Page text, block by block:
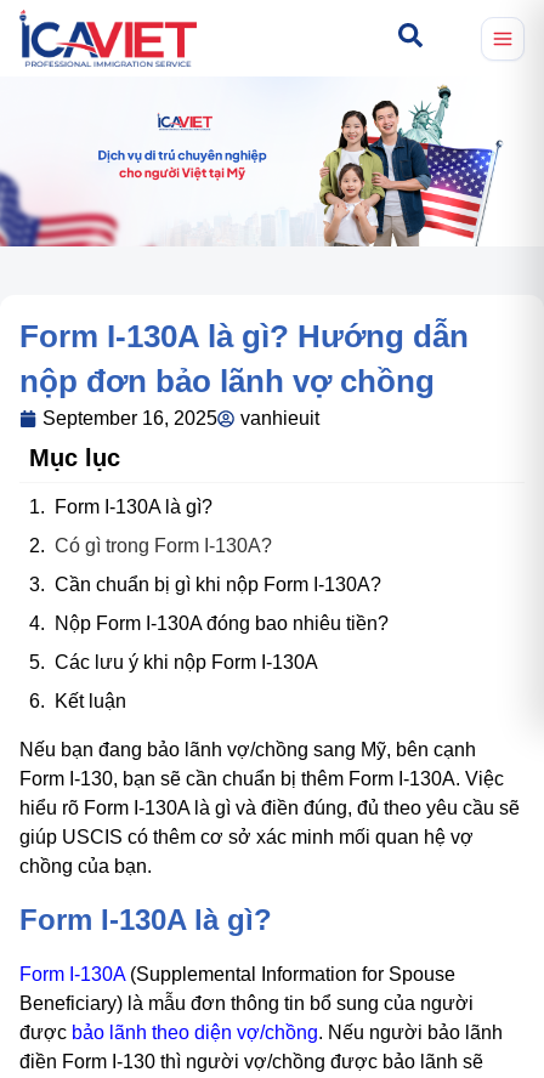
Form I-130A là gì? Hướng dẫn
nộp đơn bảo lãnh vợ chồng
September 16, 2025 vanhieuit
Mục lục
Form I-130A là gì?
Có gì trong Form I-130A?
Cần chuẩn bị gì khi nộp Form I-130A?
Nộp Form I-130A đóng bao nhiêu tiền?
Các lưu ý khi nộp Form I-130A
Kết luận
Nếu bạn đang bảo lãnh vợ/chồng sang Mỹ, bên cạnh
Form I-130, bạn sẽ cần chuẩn bị thêm Form I-130A. Việc
hiểu rõ Form I-130A là gì và điền đúng, đủ theo yêu cầu sẽ
giúp USCIS có thêm cơ sở xác minh mối quan hệ vợ
chồng của bạn.
Form I-130A là gì?
Form I-130A(Supplemental Information for Spouse
Beneficiary) là mẫu đơn thông tin bổ sung của người
được bảo lãnh theo diện vợ/chồng. Nếu người bảo lãnh
điền Form I-130 thì người vợ/chồng được bảo lãnh sẽ